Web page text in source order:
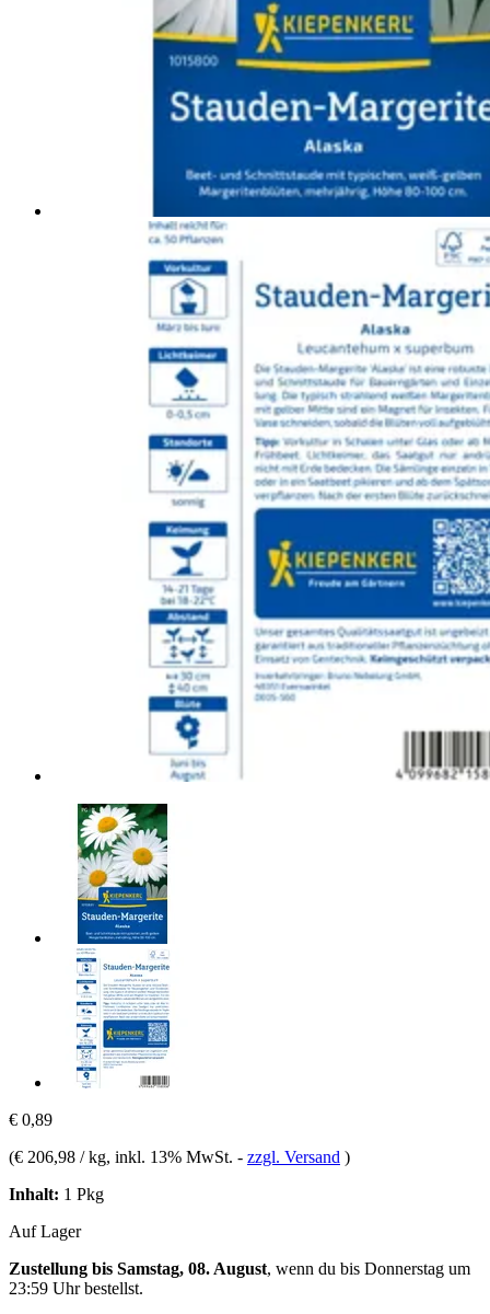
€ 0,89
(€ 206,98 / kg, inkl. 13% MwSt. - zzgl. Versand )
Inhalt: 1 Pkg
Auf Lager
Zustellung bis Samstag, 08. August, wenn du bis Donnerstag um
23:59 Uhrbestellst.